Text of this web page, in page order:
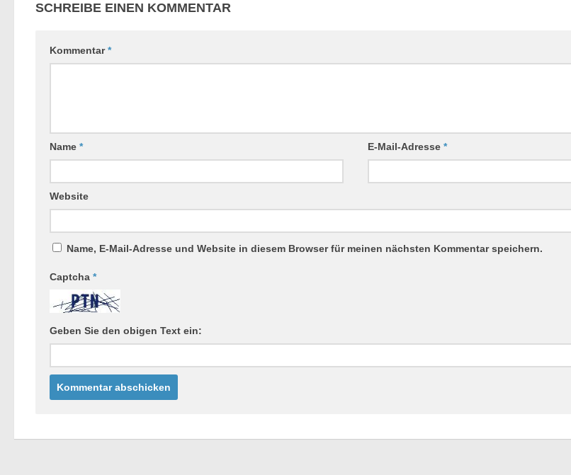
SCHREIBE EINEN KOMMENTAR
Kommentar*
Name * E-Mail-Adresse*
Website
Name, E-Mail-Adresse und Website in diesem Browser für meinen nächsten Kommentar speichern.
Captcha *
Geben Sie den obigen Text ein: